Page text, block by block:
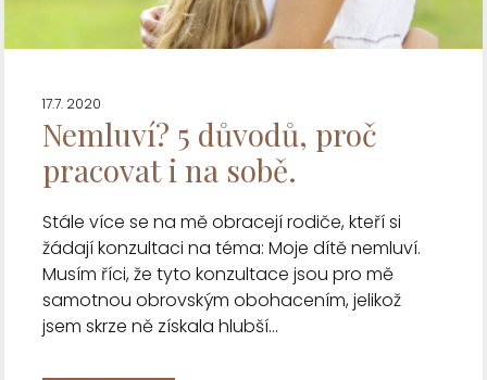
17.7. 2020
Nemluví? 5 důvodů, proč
pracovat i na sobě.
Stále více se na mě obracejí rodiče, kteří si
žádají konzultaci na téma: Moje dítě nemluví.
Musím říci, že tyto konzultace jsou pro mě
samotnou obrovským obohacením, jelikož
jsem skrze ně získala hlubší...